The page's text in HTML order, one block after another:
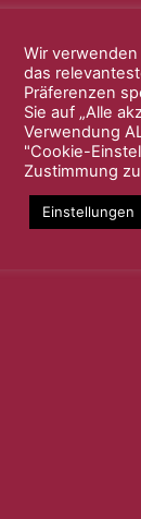
Wir
das
Präferenzen
Sie auf „Alle
Verwendung
"Cookie-
Zustimmung
Einstellungen